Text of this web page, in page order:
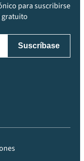
para suscribirse